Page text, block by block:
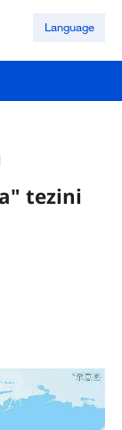
Language
tezini